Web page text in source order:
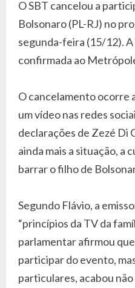
O SBT cancelou a
Bolsonaro (PL-RJ) no
segunda-feira (15/12).
confirmada ao
O cancelamento ocorre
um vídeo nas redes
declarações de Zezé Di
ainda mais a situação, a
barrar o filho de
Segundo Flávio, a
“princípios da TV da
parlamentar afirmou
participar do evento,
particulares, acabou